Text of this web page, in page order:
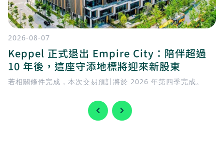
2026-08-07
Keppel 正式退出 Empire City：陪伴超過
10 年後，這座守添地標將迎來新股東
若相關條件完成，本次交易預計將於 2026 年第四季完成。